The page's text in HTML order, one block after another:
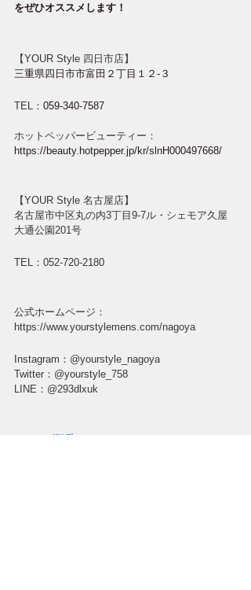
をぜひオススメします！
【YOUR Style 四日市店】
三重県四日市市富田２丁目１２-３
TEL： 059-340-7587
ホットペッパービューティー：
https://beauty.hotpepper.jp/kr/slnH000497668/
【YOUR Style 名古屋店】
名古屋市中区丸の内3丁目9-7ル・シェモア久屋
大通公園201号
TEL：052-720-2180
公式ホームページ：
https://www.yourstylemens.com/nagoya
Instagram：@yourstyle_nagoya
Twitter：@yourstyle_758
LINE：@293dlxuk
＃メンズ脱毛